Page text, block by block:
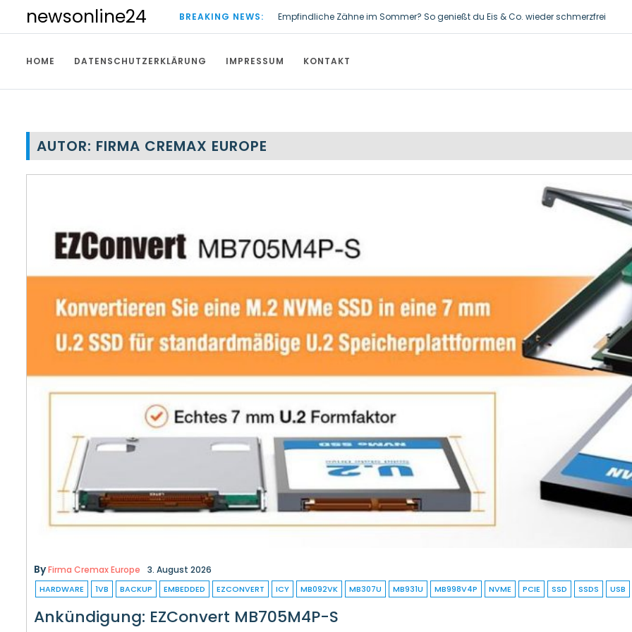
i
newsonline24 BREAKING NEWS:
Empfindliche Zähne im Sommer? So genießt du Eis & Co. wieder schmerzfrei
Maßgeschneiderte OEM-Lösungen von akYtec für Hersteller von Luftvorhängen
HOME DATENSCHUTZERKLÄRUNG IMPRESSUM KONTAKT
AUTOR: FIRMA CREMAX EUROPE
ByFirma Cremax Europe 3. August 2026
HARDWARE 1VB BACKUP EMBEDDED EZCONVERT ICY MB092VK MB307U MB931U MB998V4P NVME PCIE SSD SSDS USB
Ankündigung: EZConvert MB705M4P-S